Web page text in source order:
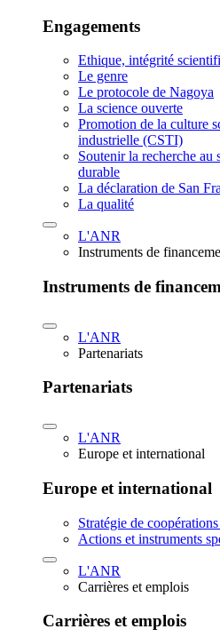
Engagements
Ethique, intégrité
Le genre
Le protocole de Nagoya
La science ouverte
Promotion de la culture
industrielle (CSTI)
Soutenir la recherche au
durable
La déclaration de San
La qualité
L'ANR
Instruments de
Instruments de
L'ANR
Partenariats
Partenariats
L'ANR
Europe et international
Europe et international
Stratégie de
Actions et instruments
L'ANR
Carrières et emplois
Carrières et emplois